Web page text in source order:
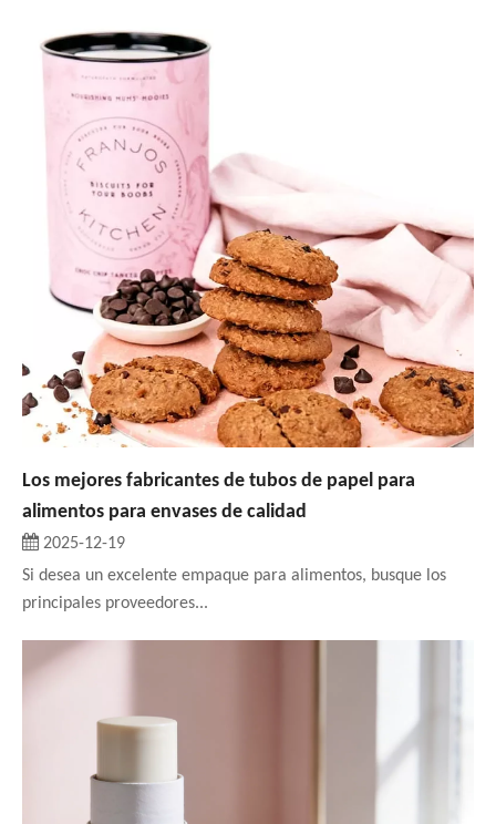
Los mejores fabricantes de tubos de papel para
alimentos para envases de calidad
2025-12-19
Si desea un excelente empaque para alimentos, busque los
principales proveedores...